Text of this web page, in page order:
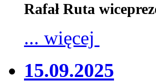
Rafał Ruta
... więcej
15.09.2025